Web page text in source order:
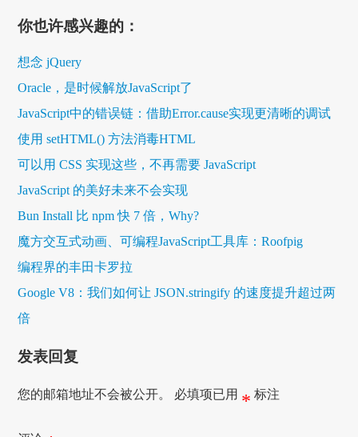
你也许感兴趣的：
想念 jQuery
Oracle，是时候解放JavaScript了
JavaScript中的错误链：借助Error.cause实现更清晰的调试
使用 setHTML() 方法消毒HTML
可以用 CSS 实现这些，不再需要 JavaScript
JavaScript 的美好未来不会实现
Bun Install 比 npm 快 7 倍，Why?
魔方交互式动画、可编程JavaScript工具库：Roofpig
编程界的丰田卡罗拉
Google V8：我们如何让 JSON.stringify 的速度提升超过两
倍
发表回复
您的邮箱地址不会被公开。 必填项已用 * 标注